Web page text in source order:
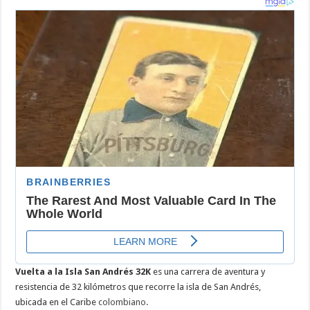
Isla
San
Andrés
Mejor
Carrera
de
Aventura
para
Corredores
Todos
Niveles!
Vuelta a la Isla San Andrés 32K es una carrera de aventura y
resistencia de 32 kilómetros que recorre la isla de San Andrés,
ubicada en el Caribecolombiano.